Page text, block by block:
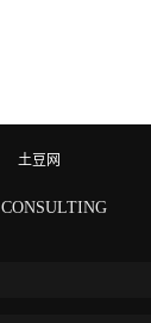
土豆网
CONSULTING